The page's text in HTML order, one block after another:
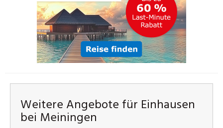
Weitere Angebote für Einhausen
bei Meiningen